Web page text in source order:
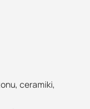
ceramiki,